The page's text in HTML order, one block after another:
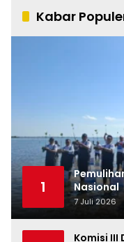
Kabar
1
Nasional
7 Juli 2026
Komisi III